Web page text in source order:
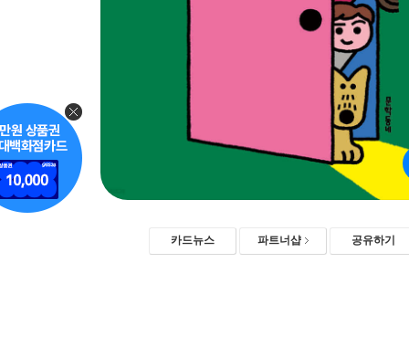
카드뉴스 파트너샵 공유하기